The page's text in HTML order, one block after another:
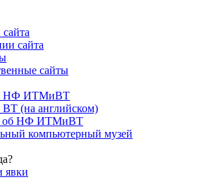
сайта
сайты
НФ ИТМиВТ
ВТ (на английском)
об НФ ИТМиВТ
компьютерный музей
явки